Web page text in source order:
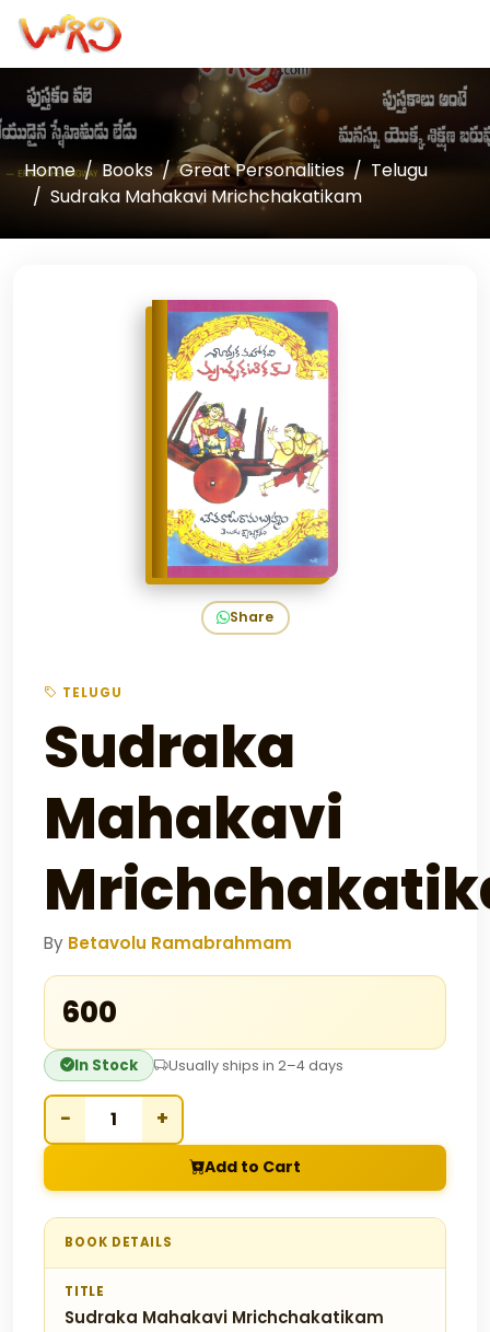
Home Books Great Personalities
Telugu
Sudraka Mahakavi Mrichchakatikam
Share
TELUGU
Sudraka
Mahakavi
By Betavolu Ramabrahmam
₹600
In Stock Usually ships in 2–4 days
− +
Add to Cart
BOOK DETAILS
TITLE
Sudraka Mahakavi Mrichchakatikam